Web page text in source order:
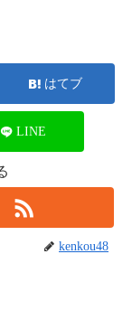
はてブ
LINE
kenkou48